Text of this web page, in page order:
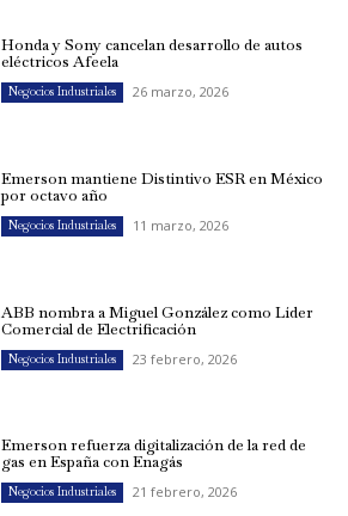
Honda y Sony cancelan desarrollo de autos
eléctricos Afeela
Negocios Industriales 26 marzo, 2026
Emerson mantiene Distintivo ESR en México
por octavo año
Negocios Industriales 11 marzo, 2026
ABB nombra a Miguel González como Líder
Comercial de Electrificación
Negocios Industriales 23 febrero, 2026
Emerson refuerza digitalización de la red de
gas en España con Enagás
Negocios Industriales 21 febrero, 2026